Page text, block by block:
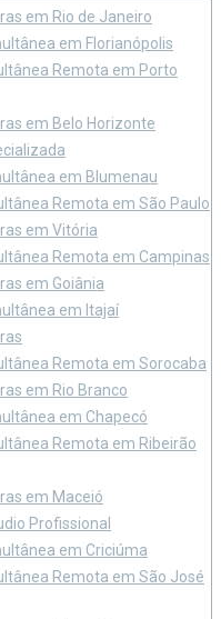
em Rio de Janeiro
em Florianópolis
Remota em Porto
em Belo Horizonte
em Blumenau
Remota em São Paulo
em Vitória
Remota em Campinas
em Goiânia
em Itajaí
Remota em Sorocaba
em Rio Branco
em Chapecó
Remota em Ribeirão
em Maceió
Profissional
em Criciúma
Remota em São José